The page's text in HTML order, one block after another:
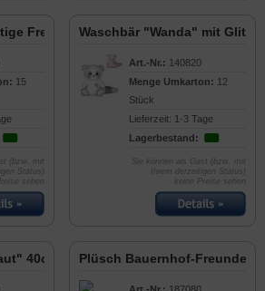
Freunde" 45cm
15
(bzw. mit
Status)
sehen
Waschbär "Wanda" mit
Art.-Nr.: 140820
Menge Umkarton: 12
Stück
Lieferzeit: 1-3 Tage
Lagerbestand:
Sie können als Gast (bzw. mit
Ihrem derzeitigen Status)
keine Preise sehen
40cm Plüsch Bauernhof-Freunde